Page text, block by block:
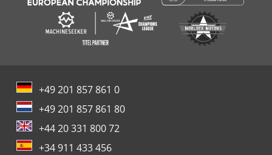
+49 201 857 861 0
+49 201 857 861 80
+44 20 331 800 72
+34 911 433 456